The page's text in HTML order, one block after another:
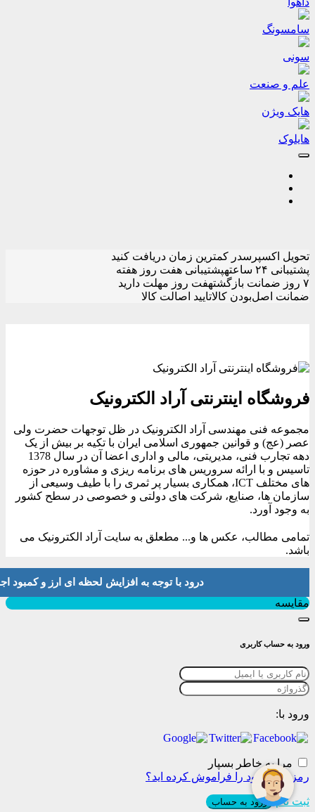
سامسونگ
سونی
علم و صنعت
هایک ویژن
هایلوک
تحویل اکسپرسدر کمترین زمان دریافت کنید
پشتیبانی ۲۴ ساعته
پشتیبانی هفت روز هفته
۷ روز ضمانت بازگشت
هفت روز مهلت دارید
ضمانت اصل‌بودن کالاتایید اصالت کالا
فروشگاه اینترنتی آراد الکترونیک
مجموعه فنی مهندسی آراد الکترونیک در ظل توجهات حضرت ولی
عصر (عج) و قوانین جمهوری اسلامی ایران با تکیه بر بیش از یک
دهه تجارب فنی، مدیریتی، مالی و اداری اعضا آن در سال 1378
تاسیس و با ارائه سروریس های برنامه ریزی و مشاوره در حوزه
های مختلف ICT، همکاری بسیار پر ثمری را با طیف وسیعی از
سازمان ها، صنایع، شرکت های دولتی و خصوصی در سطح کشور
به وجود آورد.
تمامی مطالب، عکس ها و... مطعلق به سایت آراد الکترونیک می
باشد.
درود با توجه به افزایش لحظه ای ارز و کمبود اجناس لطفا موجودی
مقایسه
ورود به حساب کاربری
ورود با:
مرا به خاطر بسپار
رمز عبور خود را فراموش کرده اید؟
ثبت نام ورود به حساب